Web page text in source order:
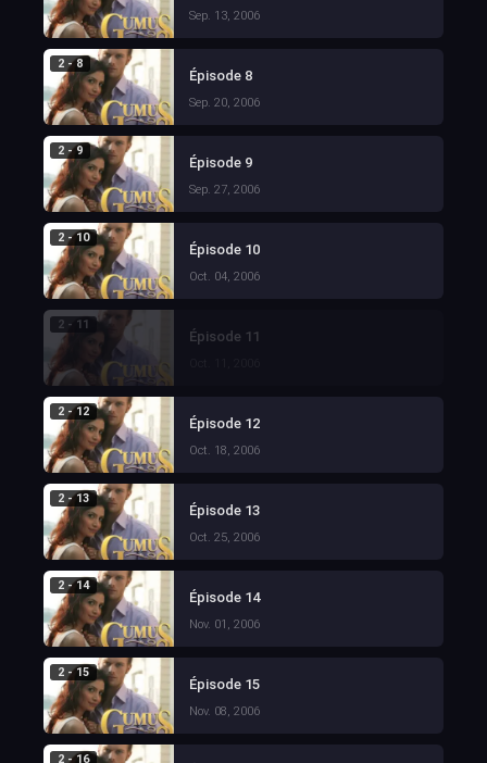
Sep. 13, 2006
2 - 8
Épisode 8
Sep. 20, 2006
2 - 9
Épisode 9
Sep. 27, 2006
2 - 10
Épisode 10
Oct. 04, 2006
2 - 11
Épisode 11
2 - 12
Épisode 12
Oct. 18, 2006
2 - 13
Épisode 13
Oct. 25, 2006
2 - 14
Épisode 14
Nov. 01, 2006
2 - 15
Épisode 15
Nov. 08, 2006
2 - 16